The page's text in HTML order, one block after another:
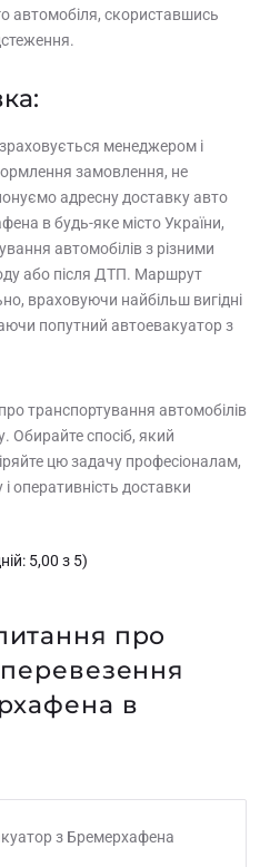
автомобіля, скориставшись
менеджером і
замовлення, не
адресну доставку авто
в будь-яке місто України,
автомобілів з різними
або після ДТП. Маршрут
враховуючи найбільш вигідні
попутний автоевакуатор з
транспортування автомобілів
Обирайте спосіб, який
цю задачу професіоналам,
оперативність доставки
5,00 з 5)
про
в
з Бремерхафена